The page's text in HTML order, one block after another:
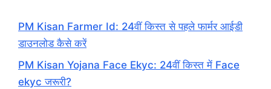
PM Kisan Farmer Id: 24वीं किस्त से पहले फार्मर आईडी
डाउनलोड कैसे करें
PM Kisan Yojana Face Ekyc: 24वीं किस्त में Face
ekyc जरूरी?